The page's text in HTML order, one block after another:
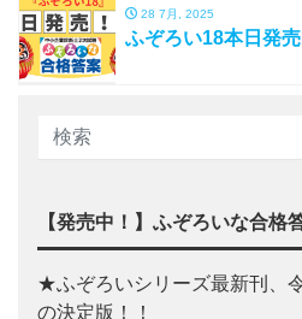
28 7月, 2025
ふぞろい18本日発売
【発売中！】ふぞろいな合格
★ふぞろいシリーズ最新刊、
の決定版！！